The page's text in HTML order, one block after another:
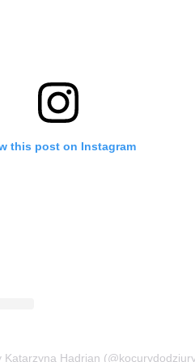
this post on Instagram
Katarzyna Hadrian